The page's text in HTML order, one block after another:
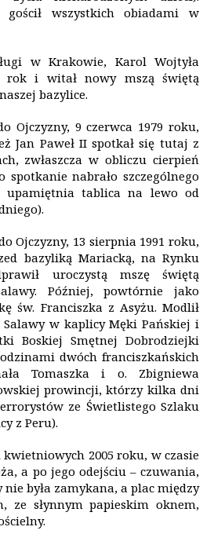
gościł wszystkich obiadami w
w Krakowie, Karol Wojtyła
rok i witał nowy mszą świętą
bazylice.
Ojczyzny, 9 czerwca 1979 roku,
Jan Paweł II spotkał się tutaj z
zwłaszcza w obliczu cierpień
spotkanie nabrało szczególnego
upamiętnia tablica na lewo od
Ojczyzny, 13 sierpnia 1991 roku,
bazyliką Mariacką, na Rynku
uroczystą mszę świętą
Później, powtórnie jako
św. Franciszka z Asyżu. Modlił
w kaplicy Męki Pańskiej i
Boskiej Smętnej Dobrodziejki
dwóch franciszkańskich
Tomaszka i o. Zbigniewa
prowincji, którzy kilka dni
ze Świetlistego Szlaku
z Peru).
2005 roku, w czasie
a po jego odejściu – czuwania,
była zamykana, a plac między
ze słynnym papieskim oknem,